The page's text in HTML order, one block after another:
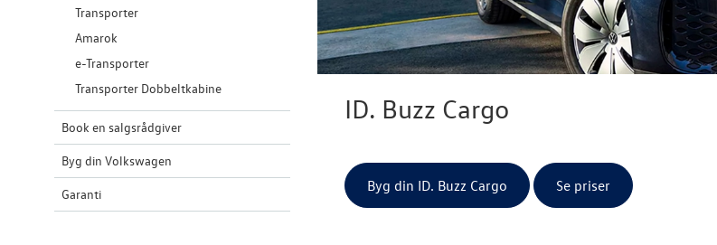
Transporter
Amarok
e-Transporter
Transporter Dobbeltkabine
Book en salgsrådgiver
Byg din Volkswagen
Garanti
ID. Buzz Cargo
Byg din ID. Buzz Cargo Se priser